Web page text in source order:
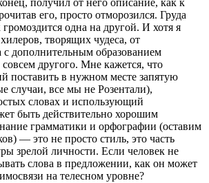
получил от него описание, как к
его, просто отморозился. Груда
одна на другой. И хотя я
творящих чудеса, от
с дополнительным образованием
другого. Мне кажется, что
поставить в нужном месте запятую
случаи, все мы не Розентали),
словах и использующий
быть действительно хорошим
грамматики и орфографии (оставим
— это не просто стиль, это часть
зрелой личности. Если человек не
слова в предложении, как он может
на телесном уровне?